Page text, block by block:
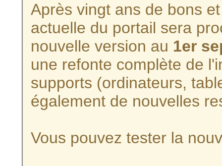
Après vingt ans de bons
actuelle du portail sera
nouvelle version au 1er
une refonte complète de
supports (ordinateurs,
également de nouvelles
Vous pouvez tester la